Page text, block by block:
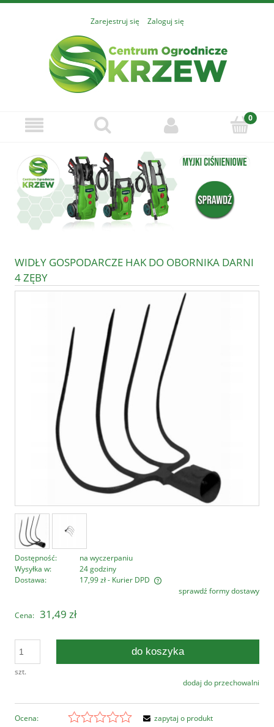
Zarejestruj się Zaloguj się
WIDŁY GOSPODARCZE HAK DO OBORNIKA DARNI
4 ZĘBY
Dostępność:
na wyczerpaniu
Wysyłka w:
24 godziny
Dostawa:
17,99 zł- Kurier DPD
Cena nie zawiera ewentualnych kosztów płatnościsprawdź formy dostawy
Cena: 31,49 zł
szt.
do koszyka
dodaj do przechowalni
Ocena:
zapytaj o produkt